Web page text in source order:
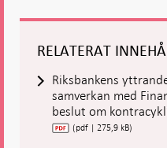
RELATERAT
Riksbankens
samverkan med
beslut om
(pdf | 275,9 kB)